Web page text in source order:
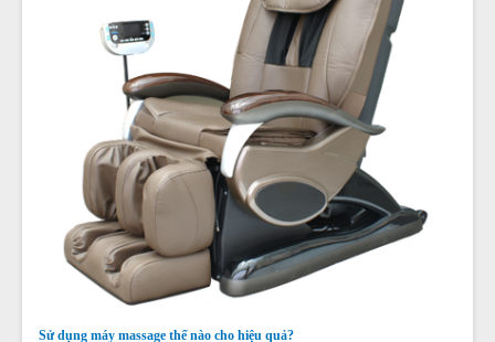
Sử dụng máy massage thế nào cho hiệu quả?